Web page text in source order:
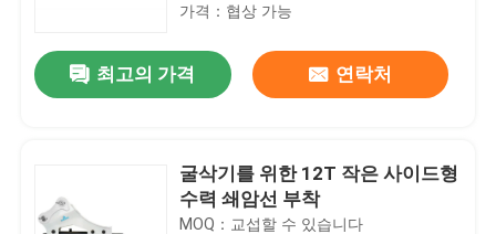
가격：협상 가능
최고의 가격 연락처
굴삭기를 위한 12T 작은 사이드형
수력 쇄암선 부착
MOQ：교섭할 수 있습니다